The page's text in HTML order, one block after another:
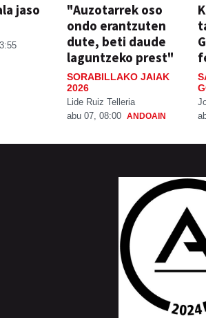
jaso
"Auzotarrek oso
ondo erantzuten
dute, beti daude
laguntzeko prest"
SORABILLAKO JAIAK
2026
Lide Ruiz Telleria
abu 07, 08:00 ANDOAIN